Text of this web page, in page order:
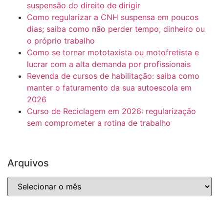
suspensão do direito de dirigir
Como regularizar a CNH suspensa em poucos
dias; saiba como não perder tempo, dinheiro ou
o próprio trabalho
Como se tornar mototaxista ou motofretista e
lucrar com a alta demanda por profissionais
Revenda de cursos de habilitação: saiba como
manter o faturamento da sua autoescola em
2026
Curso de Reciclagem em 2026: regularização
sem comprometer a rotina de trabalho
Arquivos